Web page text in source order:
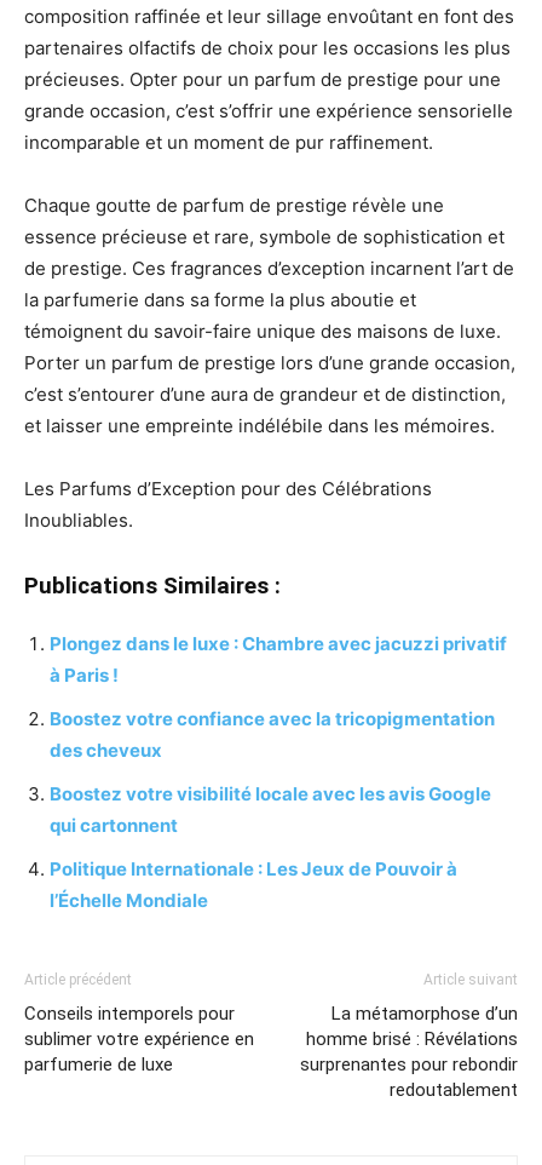
composition raffinée et leur sillage envoûtant en font des
partenaires olfactifs de choix pour les occasions les plus
précieuses. Opter pour un parfum de prestige pour une
grande occasion, c’est s’offrir une expérience sensorielle
incomparable et un moment de pur raffinement.
Chaque goutte de parfum de prestige révèle une
essence précieuse et rare, symbole de sophistication et
de prestige. Ces fragrances d’exception incarnent l’art de
la parfumerie dans sa forme la plus aboutie et
témoignent du savoir-faire unique des maisons de luxe.
Porter un parfum de prestige lors d’une grande occasion,
c’est s’entourer d’une aura de grandeur et de distinction,
et laisser une empreinte indélébile dans les mémoires.
Les Parfums d’Exception pour des Célébrations
Inoubliables.
Publications Similaires :
Plongez dans le luxe : Chambre avec jacuzzi privatif
à Paris !
Boostez votre confiance avec la tricopigmentation
des cheveux
Boostez votre visibilité locale avec les avis Google
qui cartonnent
Politique Internationale : Les Jeux de Pouvoir à
l’Échelle Mondiale
Article précédent
Conseils intemporels pour
sublimer votre expérience en
parfumerie de luxe
Article suivant
La métamorphose d’un
homme brisé : Révélations
surprenantes pour rebondir
redoutablement